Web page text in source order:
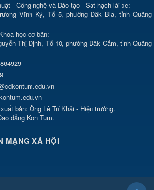
- Công nghệ và Đào tạo - Sát hạch lái xe:
Vĩnh Ký, Tổ 5, phường Đăk Bla, tỉnh Quảng
học cơ bản:
Thị Định, Tổ 10, phường Đăk Cấm, tỉnh Quảng
bản: Ông Lê Trí Khải - Hiệu trưởng.
đẳng Kon Tum.
MẠNG XÃ HỘI